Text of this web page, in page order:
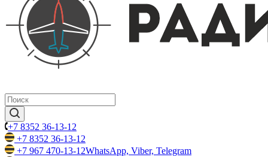
+7 8352 36-13-12
+7 8352 36-13-12
+7 967 470-13-12WhatsApp, Viber, Telegram